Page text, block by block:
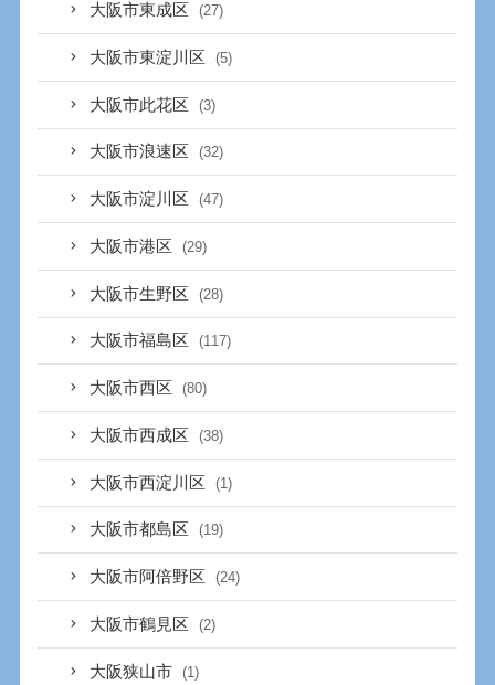
大阪市東成区 (27)
大阪市東淀川区 (5)
大阪市此花区 (3)
大阪市浪速区 (32)
大阪市淀川区 (47)
大阪市港区 (29)
大阪市生野区 (28)
大阪市福島区 (117)
大阪市西区 (80)
大阪市西成区 (38)
大阪市西淀川区 (1)
大阪市都島区 (19)
大阪市阿倍野区 (24)
大阪市鶴見区 (2)
大阪狭山市 (1)